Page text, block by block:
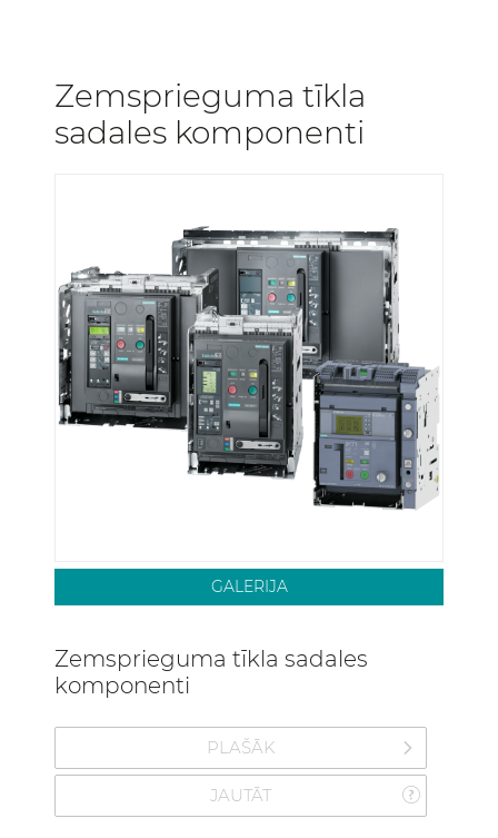
Zemsprieguma tīkla
sadales komponenti
Zemsprieguma tīkla sadales
komponenti
PLAŠĀK
JAUTĀT
GALERIJA